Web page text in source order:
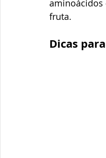
aminoácidos
fruta.
Dicas